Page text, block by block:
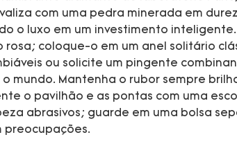
com uma pedra minerada em
o luxo em um investimento
rosa; coloque-o em um anel solitário
​​ou solicite um pingente
mundo. Mantenha o rubor sempre
o pavilhão e as pontas com uma
abrasivos; guarde em uma bolsa
preocupações.